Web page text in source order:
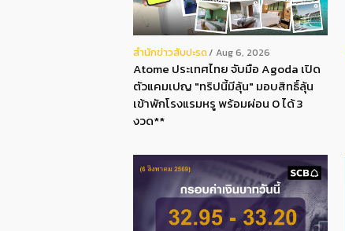
สํานักข่าวสับปะรด Aug 6, 2026
Atome ประเทศไทย จับมือ Agoda เปิด
ตัวแคมเปญ "ทริปนี้มีลุ้น" มอบสิทธิ์ลุ้น
เข้าพักโรงแรมหรู พร้อมผ่อน 0 ได้ 3
งวด**